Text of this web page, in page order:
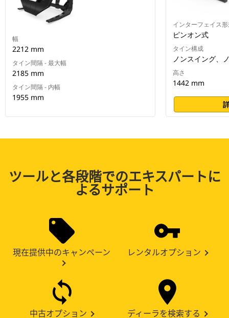
幅
2212 mm
タイン間隔 - 最大幅
2185 mm
タイン間隔 - 内幅
1955 mm
インターフェイス
ピンオン式
タイン構成
ノンスイング、
高さ
1442 mm
ツールと各段階でのエキスパートに
よるサポート
現在提供中のキャンペーン レンタルオプション
中古オプション ディーラを検索する